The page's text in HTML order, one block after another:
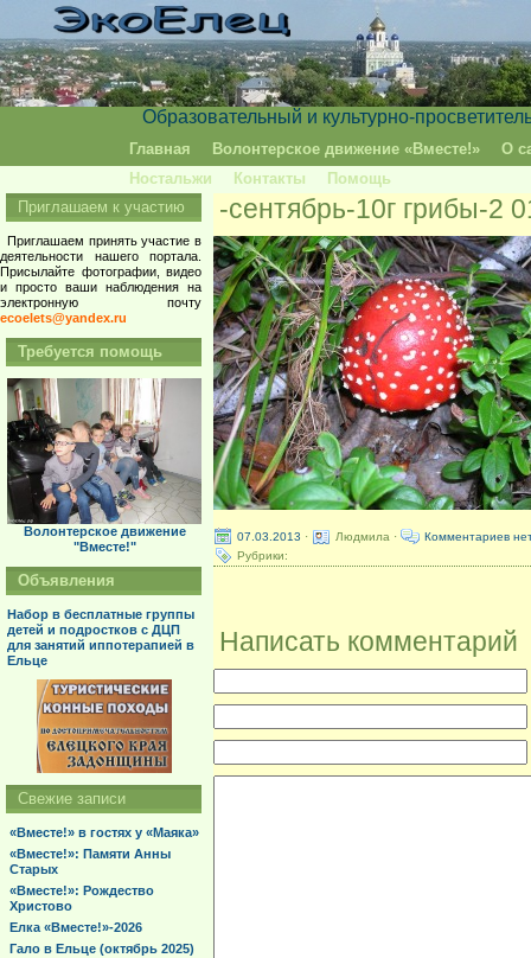
Образовательный и культурно-
Главная Волонтерское движение «Вместе!»
О
Ностальжи
Контакты Помощь
-сентябрь-10г грибы-2
07.03.2013 · Людмила ·
Комментариев
Рубрики:
Написать комментарий
Приглашаем к участию
Приглашаем принять участие в
деятельности нашего портала.
Присылайте фотографии, видео
и просто ваши наблюдения на
электронную почту
ecoelets@yandex.ru
Требуется помощь
Волонтерское движение
"Вместе!"
Объявления
Набор в бесплатные группы
детей и подростков с ДЦП
для занятий иппотерапией в
Ельце
Свежие записи
«Вместе!» в гостях у «Маяка»
«Вместе!»: Памяти Анны
Старых
«Вместе!»: Рождество
Христово
Елка «Вместе!»-2026
Гало в Ельце (октябрь 2025)